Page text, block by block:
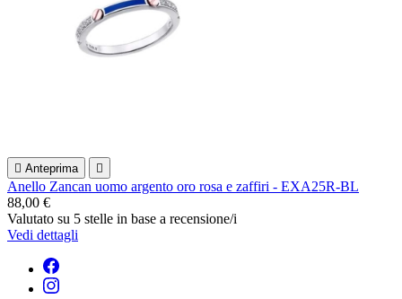
 Anteprima 
Anello Zancan uomo argento oro rosa e zaffiri - EXA25R-BL
88,00 €
Valutato su 5 stelle in base a recensione/i
Vedi dettagli